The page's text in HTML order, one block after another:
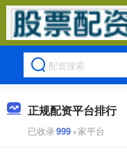
正规配资平台排行
已收录999+家平台